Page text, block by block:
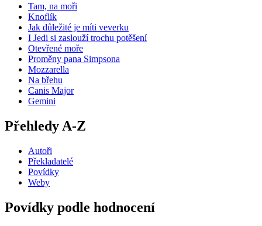
Tam, na moři
Knoflík
Jak důležité je míti veverku
I Jedi si zaslouží trochu potěšení
Otevřené moře
Proměny pana Simpsona
Mozzarella
Na břehu
Canis Major
Gemini
Přehledy A-Z
Autoři
Překladatelé
Povídky
Weby
Povídky podle hodnocení